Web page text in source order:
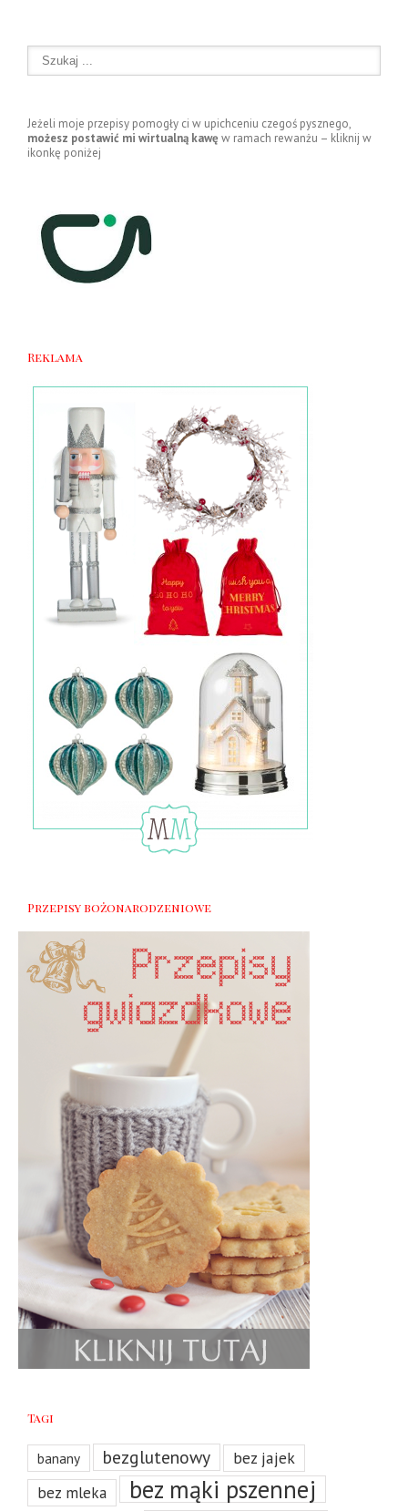
Jeżeli moje przepisy pomogły ci w upichceniu czegoś pysznego,
możesz postawić mi wirtualną kawę w ramach rewanżu – kliknij w
ikonkę poniżej
Reklama
Przepisy bożonarodzeniowe
Tagi
banany bezglutenowy bez jajek
bez mleka bez mąki pszennej